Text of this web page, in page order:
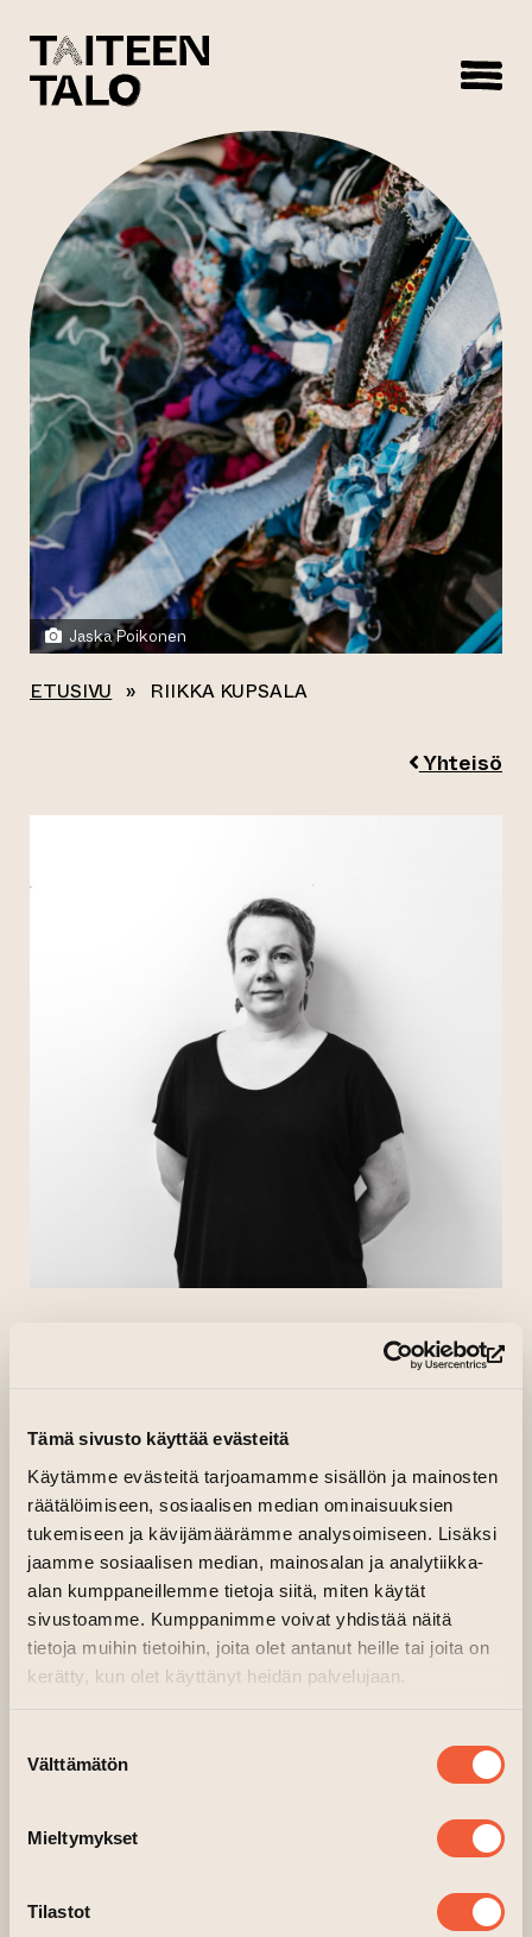
Tämä sivusto käyttää evästeitä
Käytämme evästeitä tarjoamamme sisällön ja mainosten
räätälöimiseen, sosiaalisen median ominaisuuksien
tukemiseen ja kävijämäärämme analysoimiseen. Lisäksi
jaamme sosiaalisen median, mainosalan ja analytiikka-
alan kumppaneillemme tietoja siitä, miten käytät
sivustoamme. Kumppanimme voivat yhdistää näitä
tietoja muihin tietoihin, joita olet antanut heille tai joita on
kerätty, kun olet käyttänyt heidän palvelujaan.
valinta
Välttämätön
Mieltymykset
Tilastot
Jaska Poikonen
ETUSIVU » RIIKKA KUPSALA
Yhteisö
RIIKKA KUPSALA
kuvataiteilija. Minulla on työhuone
Taiteen talolla. Työskentelen
idealähtöisesti tila-aikataiteiden
piirissä. Taiteellinen ilmaisuni
pohjautuu liikkuvaan kuvaan sekä
kuvanveiston ja tekstiilityön
menetelmiin.